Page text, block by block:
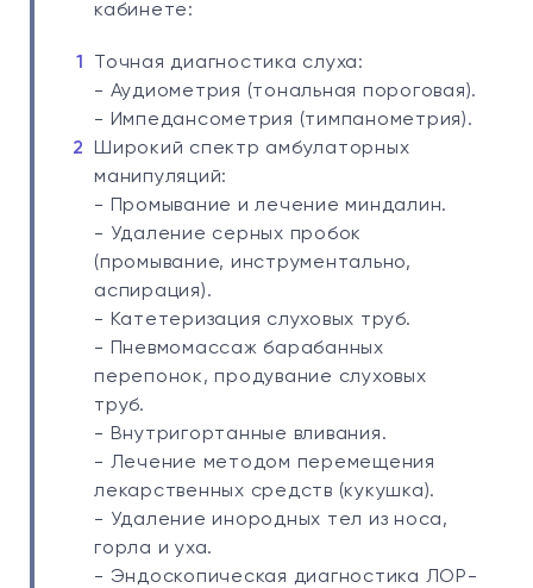
кабинете:
Точная диагностика слуха:
- Аудиометрия (тональная пороговая).
- Импедансометрия (тимпанометрия).
Широкий спектр амбулаторных
манипуляций:
- Промывание и лечение миндалин.
- Удаление серных пробок
(промывание, инструментально,
аспирация).
- Катетеризация слуховых труб.
- Пневмомассаж барабанных
перепонок, продувание слуховых
труб.
- Внутригортанные вливания.
- Лечение методом перемещения
лекарственных средств (кукушка).
- Удаление инородных тел из носа,
горла и уха.
- Эндоскопическая диагностика ЛОР-